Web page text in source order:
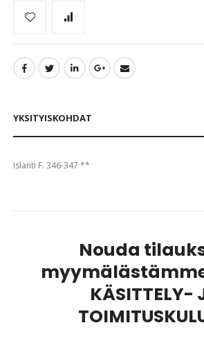
YKSITYISKOHDAT
Islanti F. 346-347 **
Nouda
KÄSITTELY-